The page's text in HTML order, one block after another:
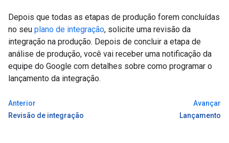
Depois que todas as etapas de produção forem concluídas
no seu plano de integração, solicite uma revisão da
integração na produção. Depois de concluir a etapa de
análise de produção, você vai receber uma notificação da
equipe do Google com detalhes sobre como programar o
lançamento da integração.
Anterior
Revisão de integração
Avançar
Lançamento